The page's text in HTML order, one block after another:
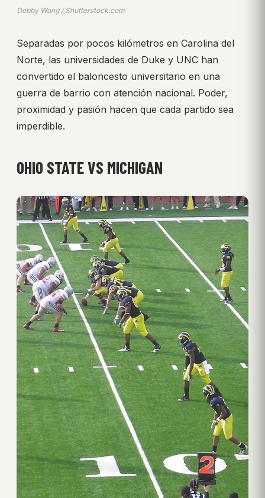
Debby Wong / Shutterstock.com
Separadas por pocos kilómetros en Carolina del
Norte, las universidades de Duke y UNC han
convertido el baloncesto universitario en una
guerra de barrio con atención nacional. Poder,
proximidad y pasión hacen que cada partido sea
imperdible.
OHIO STATE VS MICHIGAN